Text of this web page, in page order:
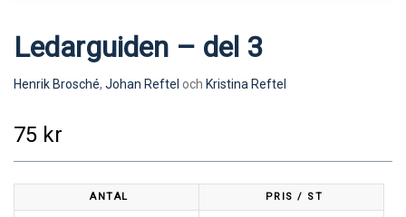
Ledarguiden – del 3
Henrik Brosché, Johan Reftel och Kristina Reftel
75 kr
ANTAL PRIS / ST